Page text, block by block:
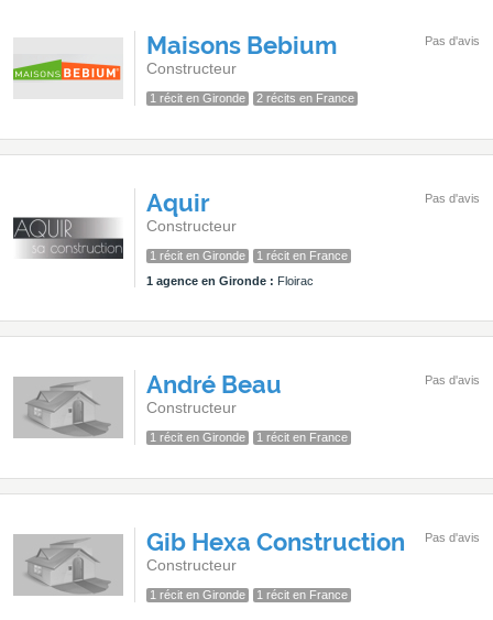
Maisons Bebium
Constructeur
1 récit en Gironde 2 récits en France
Pas d'avis
Aquir
Constructeur
1 récit en Gironde
1 récit en France
1 agence en Gironde : Floirac
Pas d'avis
André Beau
Constructeur
1 récit en Gironde 1 récit en France
Pas d'avis
Gib Hexa Construction
Constructeur
1 récit en Gironde 1 récit en France
Pas d'avis